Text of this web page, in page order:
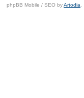
phpBB Mobile / SEO byArtodia